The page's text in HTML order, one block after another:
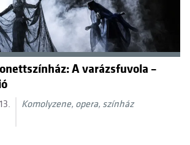
A varázsfuvola –
Komolyzene, opera, színház